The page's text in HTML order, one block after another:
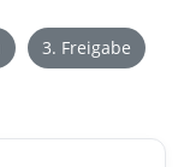
3. Freigabe